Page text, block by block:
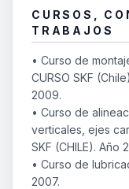
CURSOS,
TRABAJOS
• Curso de
CURSO SKF
2009.
• Curso de
verticales, ejes
SKF (CHILE). Año
• Curso de
2007.